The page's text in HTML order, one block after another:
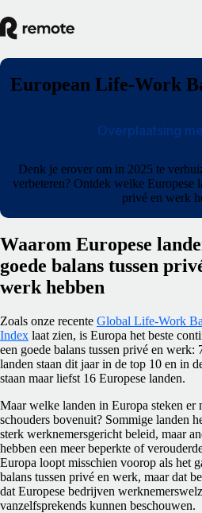
European Life-Work
Denk je erover om in 2025 te
verbeteren? Ontdek welke Europese
privé en werk
Overplaatsing
Waarom Europese
goede balans tussen
werk hebben
Zoals onze recente Global Life-Work
Index laat zien, is Europa het beste
een goede balans tussen privé en werk:
landen staan dit jaar in de top 10 en in
staan maar liefst 16 Europese landen.
Maar welke landen in Europa steken er
schouders bovenuit? Sommige landen
sterk werknemersgericht beleid, maar
hebben een meer beperkte of
Europa loopt misschien voorop als het
balans tussen privé en werk, maar dat
dat Europese bedrijven
vanzelfsprekends kunnen beschouwen.